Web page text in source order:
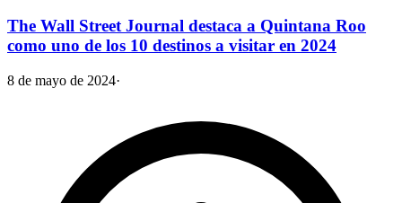
The Wall Street Journal destaca a Quintana Roo
como uno de los 10 destinos a visitar en 2024
8 de mayo de 2024·